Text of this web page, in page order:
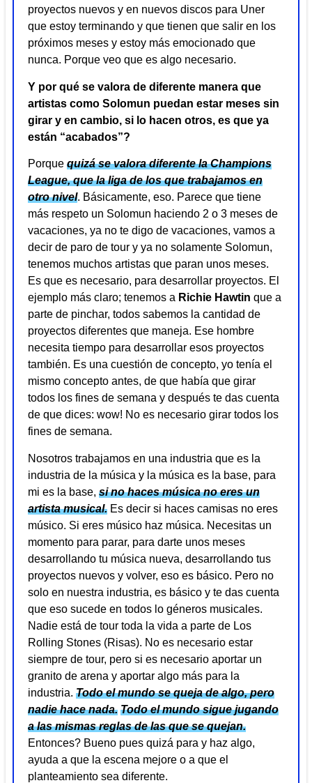
proyectos nuevos y en nuevos discos para Uner
que estoy terminando y que tienen que salir en los
próximos meses y estoy más emocionado que
nunca. Porque veo que es algo necesario.
Y por qué se valora de diferente manera que
artistas como Solomun puedan estar meses sin
girar y en cambio, si lo hacen otros, es que ya
están “acabados”?
Porque quizá se valora diferente la Champions
League, que la liga de los que trabajamos en
otro nivel. Básicamente, eso. Parece que tiene
más respeto un Solomun haciendo 2 o 3 meses de
vacaciones, ya no te digo de vacaciones, vamos a
decir de paro de tour y ya no solamente Solomun,
tenemos muchos artistas que paran unos meses.
Es que es necesario, para desarrollar proyectos. El
ejemplo más claro; tenemos a Richie Hawtin que a
parte de pinchar, todos sabemos la cantidad de
proyectos diferentes que maneja. Ese hombre
necesita tiempo para desarrollar esos proyectos
también. Es una cuestión de concepto, yo tenía el
mismo concepto antes, de que había que girar
todos los fines de semana y después te das cuenta
de que dices: wow! No es necesario girar todos los
fines de semana.
Nosotros trabajamos en una industria que es la
industria de la música y la música es la base, para
mi es la base, si no haces música no eres un
artista musical. Es decir si haces camisas no eres
músico. Si eres músico haz música. Necesitas un
momento para parar, para darte unos meses
desarrollando tu música nueva, desarrollando tus
proyectos nuevos y volver, eso es básico. Pero no
solo en nuestra industria, es básico y te das cuenta
que eso sucede en todos lo géneros musicales.
Nadie está de tour toda la vida a parte de Los
Rolling Stones (Risas). No es necesario estar
siempre de tour, pero si es necesario aportar un
granito de arena y aportar algo más para la
industria. Todo el mundo se queja de algo, pero
nadie hace nada. Todo el mundo sigue jugando
a las mismas reglas de las que se quejan.
Entonces? Bueno pues quizá para y haz algo,
ayuda a que la escena mejore o a que el
planteamiento sea diferente.